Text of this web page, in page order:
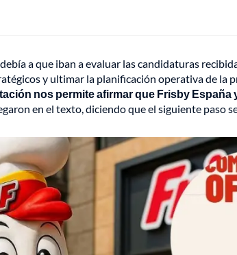
a que iban a evaluar las candidaturas
y ultimar la planificación operativa de la
nos permite afirmar que Frisby
en el texto, diciendo que el siguiente paso